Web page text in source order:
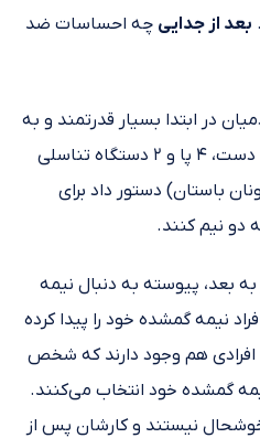
بعد از جدایی چه احساسات ضد
در ابتدا بسیار قدرتمند و به
شکل نر و ماده بودند؛ هر فرد ۴ دست، ۴ پا و ۲ دستگاه تناسلی
باستان) دستور داد برای
دو نیم کنند.
بعد، پیوسته به دنبال نیمه
نیمه گمشده خود را پیدا کرده
هم وجود دارند که شخص
گمشده خود انتخاب می‌کنند.
خوشحال نیستند و کارشان پس از